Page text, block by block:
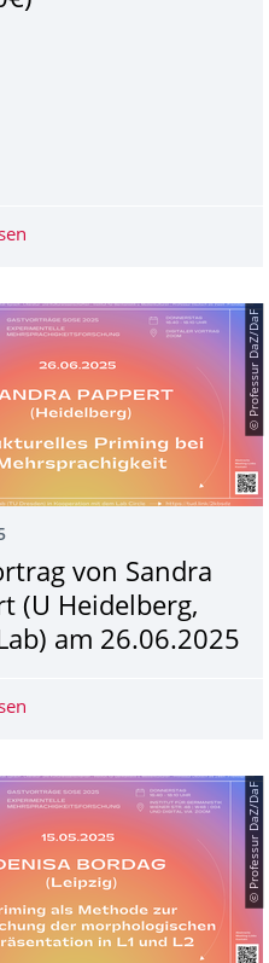
bis März 2027)
Studienteilnahme an
Lab) am 10.07.2025
© Professur DaZ/DaF
von Sandra
(U Heidelberg,
am 26.06.2025
Gastvortrag von Sandra
© Professur DaZ/DaF